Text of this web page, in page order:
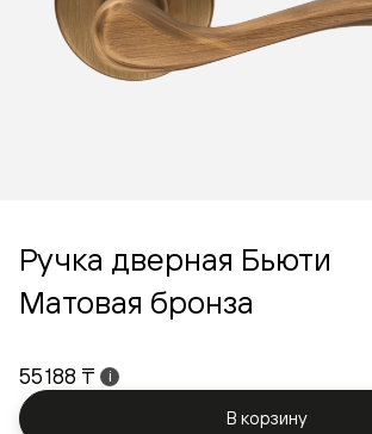
Ручка дверная Бьюти
Матовая бронза
55 188 ₸ i
В корзину